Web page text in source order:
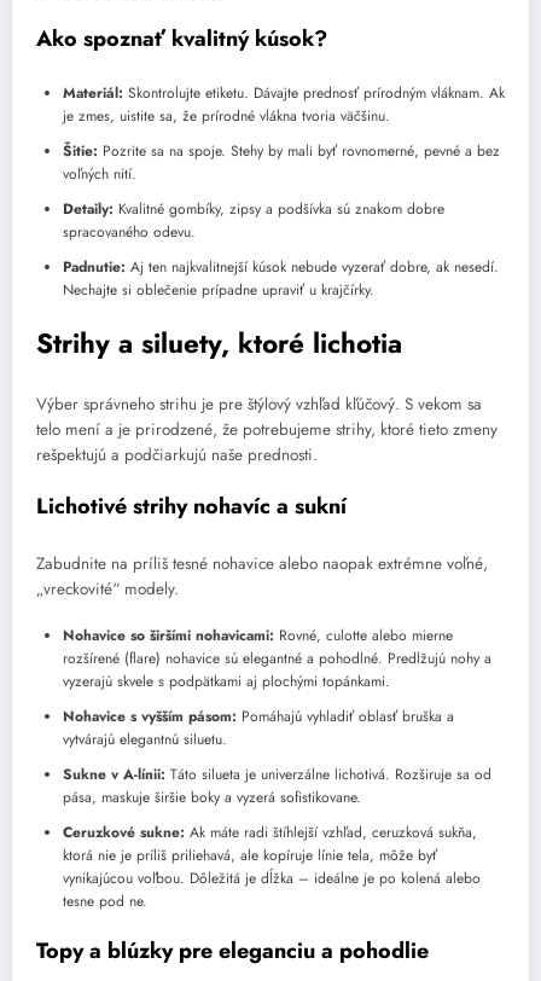
Ako spoznať kvalitný kúsok?
Materiál: Skontrolujte etiketu. Dávajte prednosť prírodným vláknam. Ak
je zmes, uistite sa, že prírodné vlákna tvoria väčšinu.
Šitie: Pozrite sa na spoje. Stehy by mali byť rovnomerné, pevné a bez
voľných nití.
Detaily: Kvalitné gombíky, zipsy a podšívka sú znakom dobre
spracovaného odevu.
Padnutie: Aj ten najkvalitnejší kúsok nebude vyzerať dobre, ak nesedí.
Nechajte si oblečenie prípadne upraviť u krajčírky.
Strihy a siluety, ktoré lichotia
Výber správneho strihu je pre štýlový vzhľad kľúčový. S vekom sa
telo mení a je prirodzené, že potrebujeme strihy, ktoré tieto zmeny
rešpektujú a podčiarkujú naše prednosti.
Lichotivé strihy nohavíc a sukní
Zabudnite na príliš tesné nohavice alebo naopak extrémne voľné,
„vreckovité“ modely.
Nohavice so širšími nohavicami: Rovné, culotte alebo mierne
rozšírené (flare) nohavice sú elegantné a pohodlné. Predlžujú nohy a
vyzerajú skvele s podpätkami aj plochými topánkami.
Nohavice s vyšším pásom: Pomáhajú vyhladiť oblasť bruška a
vytvárajú elegantnú siluetu.
Sukne v A-línii: Táto silueta je univerzálne lichotivá. Rozširuje sa od
pása, maskuje širšie boky a vyzerá sofistikovane.
Ceruzkové sukne: Ak máte radi štíhlejší vzhľad, ceruzková sukňa,
ktorá nie je príliš priliehavá, ale kopíruje línie tela, môže byť
vynikajúcou voľbou. Dôležitá je dĺžka – ideálne je po kolená alebo
tesne pod ne.
Topy a blúzky pre eleganciu a pohodlie